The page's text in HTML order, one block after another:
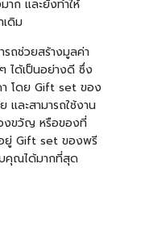
าก และยังทำให้
เดิม
รถช่วยสร้างมูลค่า
ได้เป็นอย่างดี ซึ่ง
โดย Gift set ของ
และสามารถใช้งาน
งขวัญ หรือของที่
ยู่ Gift set ของพรี
บคุณได้มากที่สุด